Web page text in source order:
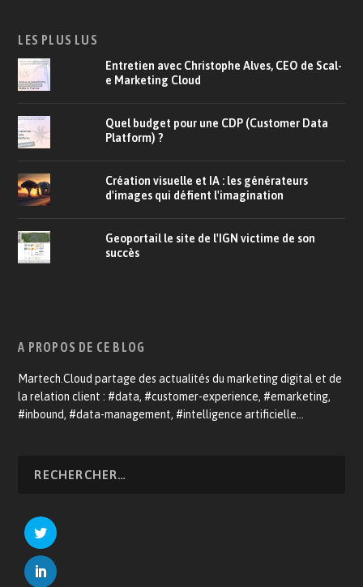
LES PLUS LUS
Entretien avec Christophe Alves, CEO de Scal-
e Marketing Cloud
Quel budget pour une CDP (Customer Data
Platform) ?
Création visuelle et IA : les générateurs
d'images qui défient l'imagination
Geoportail le site de l'IGN victime de son
succès
A PROPOS DE CE BLOG
Martech.Cloud partage des actualités du marketing digital et de
la relation client : #data, #customer-experience, #emarketing,
#inbound, #data-management, #intelligence artificielle…